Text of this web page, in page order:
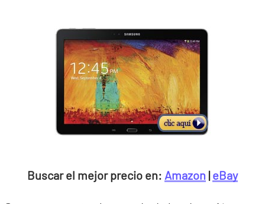
Buscar el mejor precio en: Amazon |eBay